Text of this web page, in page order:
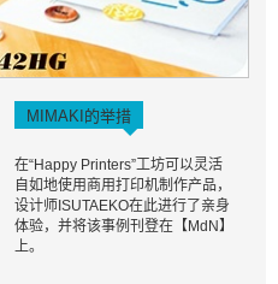
MIMAKI的举措
在“Happy Printers”工坊可以灵活
自如地使用商用打印机制作产品，
设计师ISUTAEKO在此进行了亲身
体验，并将该事例刊登在【MdN】
上。